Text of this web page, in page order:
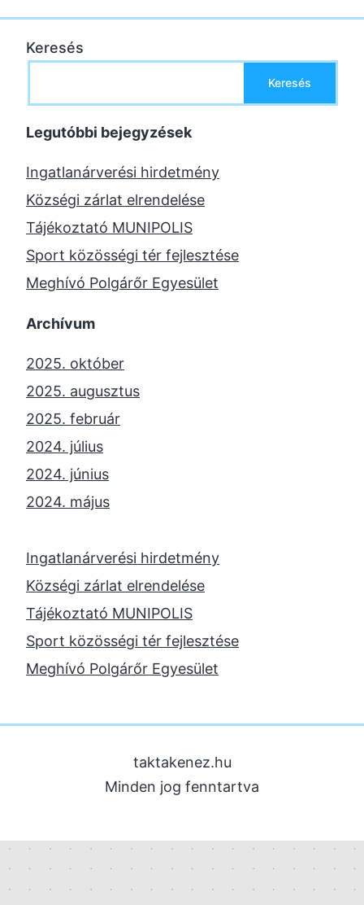
Keresés
Keresés
Legutóbbi bejegyzések
Ingatlanárverési hirdetmény
Községi zárlat elrendelése
Tájékoztató MUNIPOLIS
Sport közösségi tér fejlesztése
Meghívó Polgárőr Egyesület
Archívum
2025. október
2025. augusztus
2025. február
2024. július
2024. június
2024. május
2023. november
2023. október
2023. szeptember
2023. június
2023. február
2022. november
2022. május
2021. december
Ingatlanárverési hirdetmény
Községi zárlat elrendelése
Tájékoztató MUNIPOLIS
Sport közösségi tér fejlesztése
Meghívó Polgárőr Egyesület
taktakenez.hu
Minden jog fenntartva